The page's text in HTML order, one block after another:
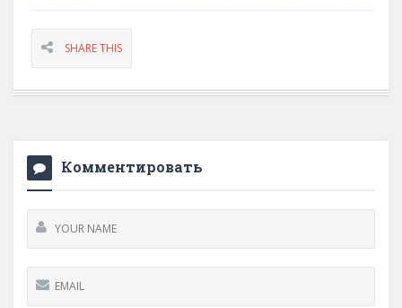
SHARE THIS
Комментировать